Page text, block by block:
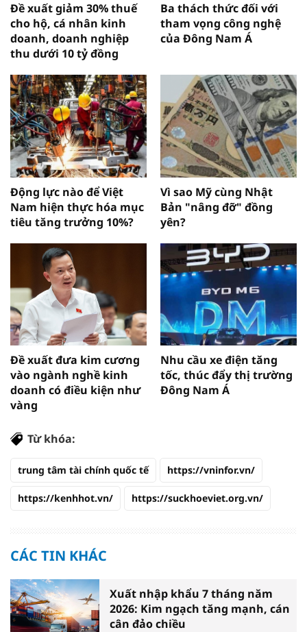
Đề xuất giảm 30% thuế
cho hộ, cá nhân kinh
doanh, doanh nghiệp
thu dưới 10 tỷ đồng
Ba thách thức đối với
tham vọng công nghệ
của Đông Nam Á
Động lực nào để Việt
Nam hiện thực hóa mục
tiêu tăng trưởng 10%?
Vì sao Mỹ cùng Nhật
Bản "nâng đỡ" đồng
yên?
Đề xuất đưa kim cương
vào ngành nghề kinh
doanh có điều kiện như
vàng
Nhu cầu xe điện tăng
tốc, thúc đẩy thị trường
Đông Nam Á
Từ khóa:
trung tâm tài chính quốc tế https://vninfor.vn/
https://kenhhot.vn/ https://suckhoeviet.org.vn/
CÁC TIN KHÁC
Xuất nhập khẩu 7 tháng năm
2026: Kim ngạch tăng mạnh, cán
cân đảo chiều